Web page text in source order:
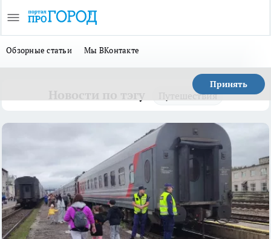
Обзорные статьи Мы ВКонтакте
Принять
Путешествия